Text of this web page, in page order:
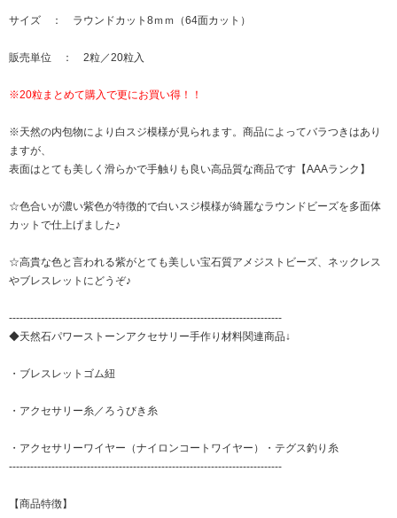
サイズ ： ラウンドカット8ｍｍ（64面カット）
販売単位 ： 2粒／20粒入
※20粒まとめて購入で更にお買い得！！
※天然の内包物により白スジ模様が見られます。商品によってバラつきはあり
ますが、
表面はとても美しく滑らかで手触りも良い高品質な商品です【AAAランク】
☆色合いが濃い紫色が特徴的で白いスジ模様が綺麗なラウンドビーズを多面体
カットで仕上げました♪
☆高貴な色と言われる紫がとても美しい宝石質アメジストビーズ、ネックレス
やブレスレットにどうぞ♪
-----------------------------------------------------------------------------
◆天然石パワーストーンアクセサリー手作り材料関連商品↓
・ ブレスレットゴム紐
・ アクセサリー糸／ろうびき糸
・ アクセサリーワイヤー（ナイロンコートワイヤー）・テグス釣り糸
-----------------------------------------------------------------------------
【商品特徴】